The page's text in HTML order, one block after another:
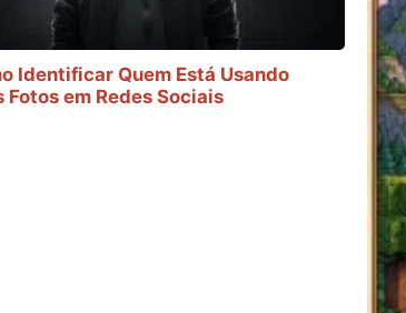
Identificar Quem Está Usando
Fotos em Redes Sociais